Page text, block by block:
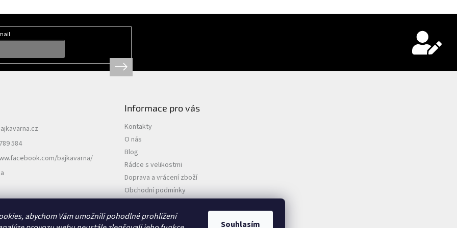
abychom Vám umožnili pohodlné prohlížení
Souhlasím
584
bajkavarna/
Informace pro vás
Kontakty
O nás
Blog
Rádce s velikostmi
Doprava a vrácení zboží
Obchodní podmínky